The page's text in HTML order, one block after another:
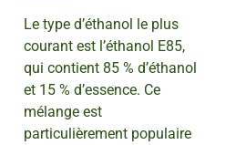
Le type d’éthanol le plus
courant est l’éthanol E85,
qui contient 85 % d’éthanol
et 15 % d’essence. Ce
mélange est
particulièrement populaire